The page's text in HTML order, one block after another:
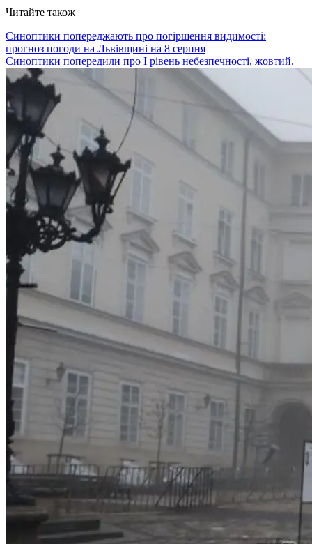
Читайте також
Синоптики попереджають про погіршення видимості:
прогноз погоди на Львівщині на 8 серпня
Синоптики попередили про І рівень небезпечності, жовтий.